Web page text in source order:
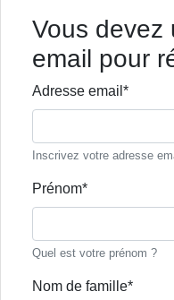
Vous devez
email pour
Adresse email*
Inscrivez votre adresse
Prénom*
Quel est votre prénom ?
Nom de famille*